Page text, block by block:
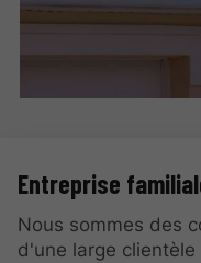
Entreprise
Nous sommes des
d'une large